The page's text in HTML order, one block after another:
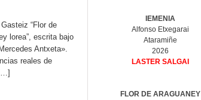
“Flor de
lorea”, escrita bajo
Antxeta».
reales de
IEMENIA
Alfonso Etxegarai
Ataramiñe
2026
LASTER SALGAI
FLOR DE ARAGUANEY